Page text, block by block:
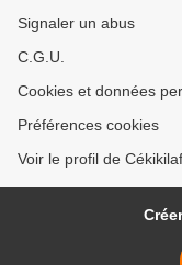
Signaler un abus
C.G.U.
Cookies et données
Préférences cookies
Voir le profil de